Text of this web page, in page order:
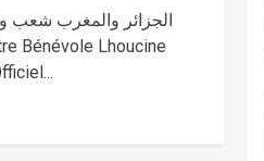
الجزائر والمغرب شعب